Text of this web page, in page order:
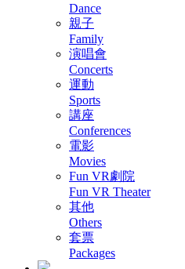
Dance
親子
Family
演唱會
Concerts
運動
Sports
講座
Conferences
電影
Movies
Fun VR劇院
Fun VR Theater
其他
Others
套票
Packages